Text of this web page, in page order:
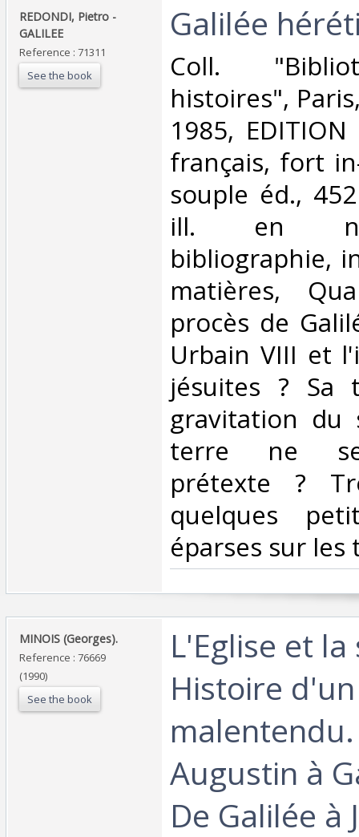
‎REDONDI, Pietro -
GALILEE‎
Reference : 71311
See the book
‎Galilée
‎Coll.
histoires",
1985, EDITION
français, fort
souple éd.,
ill. en
bibliographie,
matières,
procès de
Urbain VIII et
jésuites ? Sa
gravitation
terre ne
prétexte ?
quelques
éparses sur les
‎MINOIS (Georges).‎
Reference : 76669
(1990)
See the book
‎L'Eglise et la
Histoire d'un
Augustin à
De Galilée à